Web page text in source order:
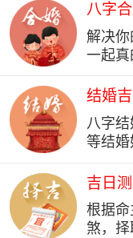
八字
解决
一起真
结婚吉
八字
等结婚
吉日
根据
煞，择